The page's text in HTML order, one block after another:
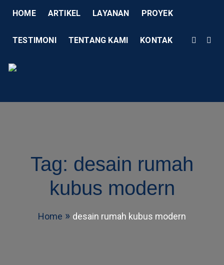
HOME ARTIKEL LAYANAN PROYEK
TESTIMONI TENTANG KAMI KONTAK
Tag: desain rumah
kubus modern
Home desain rumah kubus modern